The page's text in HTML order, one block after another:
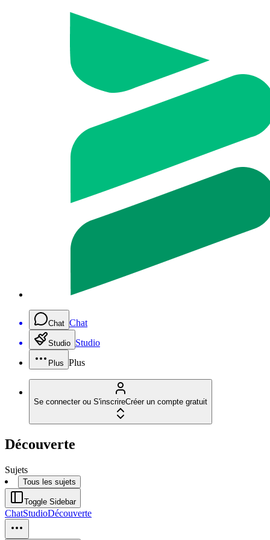
Chat Chat
Studio Studio
Plus Plus
Se connecter ou S'inscrireCréer un compte gratuit
Découverte
Sujets
Tous les sujets
Toggle Sidebar
ChatStudioDécouverte